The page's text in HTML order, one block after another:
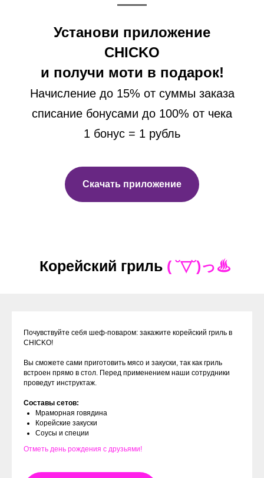
Установи приложение
CHICKO
и получи моти в подарок!
Начисление до 15% от суммы заказа
списание бонусами до 100% от чека
1 бонус = 1 рубль
Скачать приложение
Корейский гриль ( ˘▽˘)っ♨
Почувствуйте себя шеф-поваром: закажите корейский гриль в
CHICKO!
Вы сможете сами приготовить мясо и закуски, так как гриль
встроен прямо в стол. Перед применением наши сотрудники
проведут инструктаж.
Составы сетов:
Мраморная говядина
Корейские закуски
Соусы и специи
Отметь день рождения с друзьями!